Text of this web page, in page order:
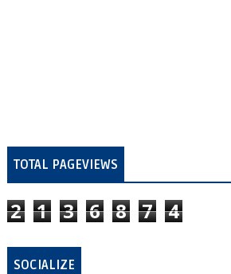
TOTAL PAGEVIEWS
2 1 3 6 8 7 4
SOCIALIZE